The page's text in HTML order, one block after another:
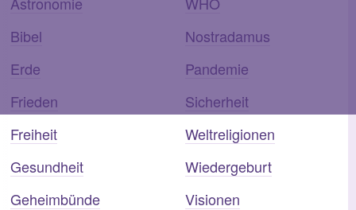
Bibel
Erde
Frieden
Freiheit
Gesundheit
Geheimbünde
Nostradamus
Pandemie
Sicherheit
Weltreligionen
Wiedergeburt
Visionen